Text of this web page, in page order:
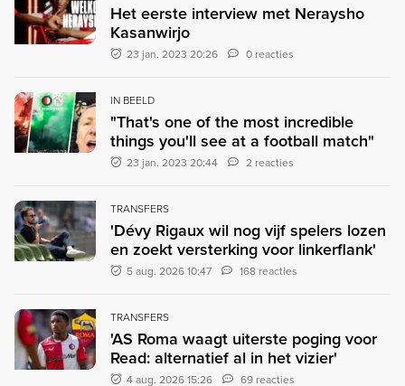
Het eerste interview met Neraysho
Kasanwirjo
23 jan. 2023 20:26 0 reacties
IN BEELD
"That's one of the most incredible
things you'll see at a football match"
23 jan. 2023 20:44 2 reacties
TRANSFERS
'Dévy Rigaux wil nog vijf spelers lozen
en zoekt versterking voor linkerflank'
5 aug. 2026 10:47 168 reacties
TRANSFERS
'AS Roma waagt uiterste poging voor
Read: alternatief al in het vizier'
4 aug. 2026 15:26 69 reacties